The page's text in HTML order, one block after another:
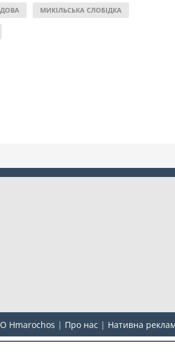
МИКІЛЬСЬКА СЛОБІДКА
Hmarochos | Про нас | Нативна